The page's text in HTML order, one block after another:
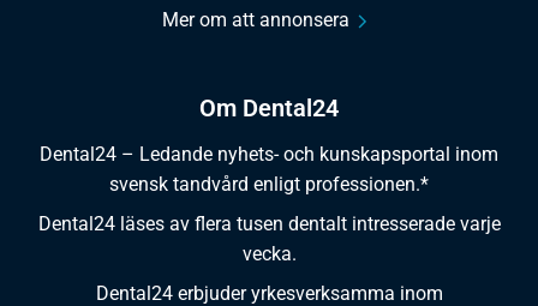
Om Dental24
Dental24 – Ledande nyhets- och kunskapsportal inom
svensk tandvård enligt professionen.*
Dental24 läses av flera tusen dentalt intresserade varje
vecka.
Dental24 erbjuder yrkesverksamma inom
Mer om att annonsera